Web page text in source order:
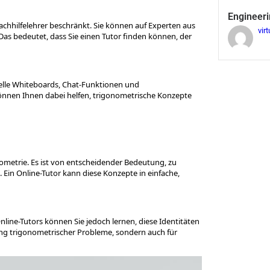
beschränkt. Sie können auf Experten aus
bedeutet, dass Sie einen Tutor finden können, der
Whiteboards, Chat-Funktionen und
Ihnen dabei helfen, trigonometrische Konzepte
Es ist von entscheidender Bedeutung, zu
Online-Tutor kann diese Konzepte in einfache,
Tutors können Sie jedoch lernen, diese Identitäten
trigonometrischer Probleme, sondern auch für